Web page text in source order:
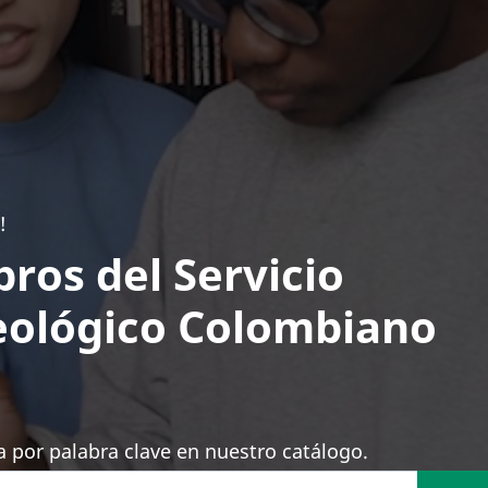
del Servicio
Colombiano
por palabra clave en nuestro catálogo.